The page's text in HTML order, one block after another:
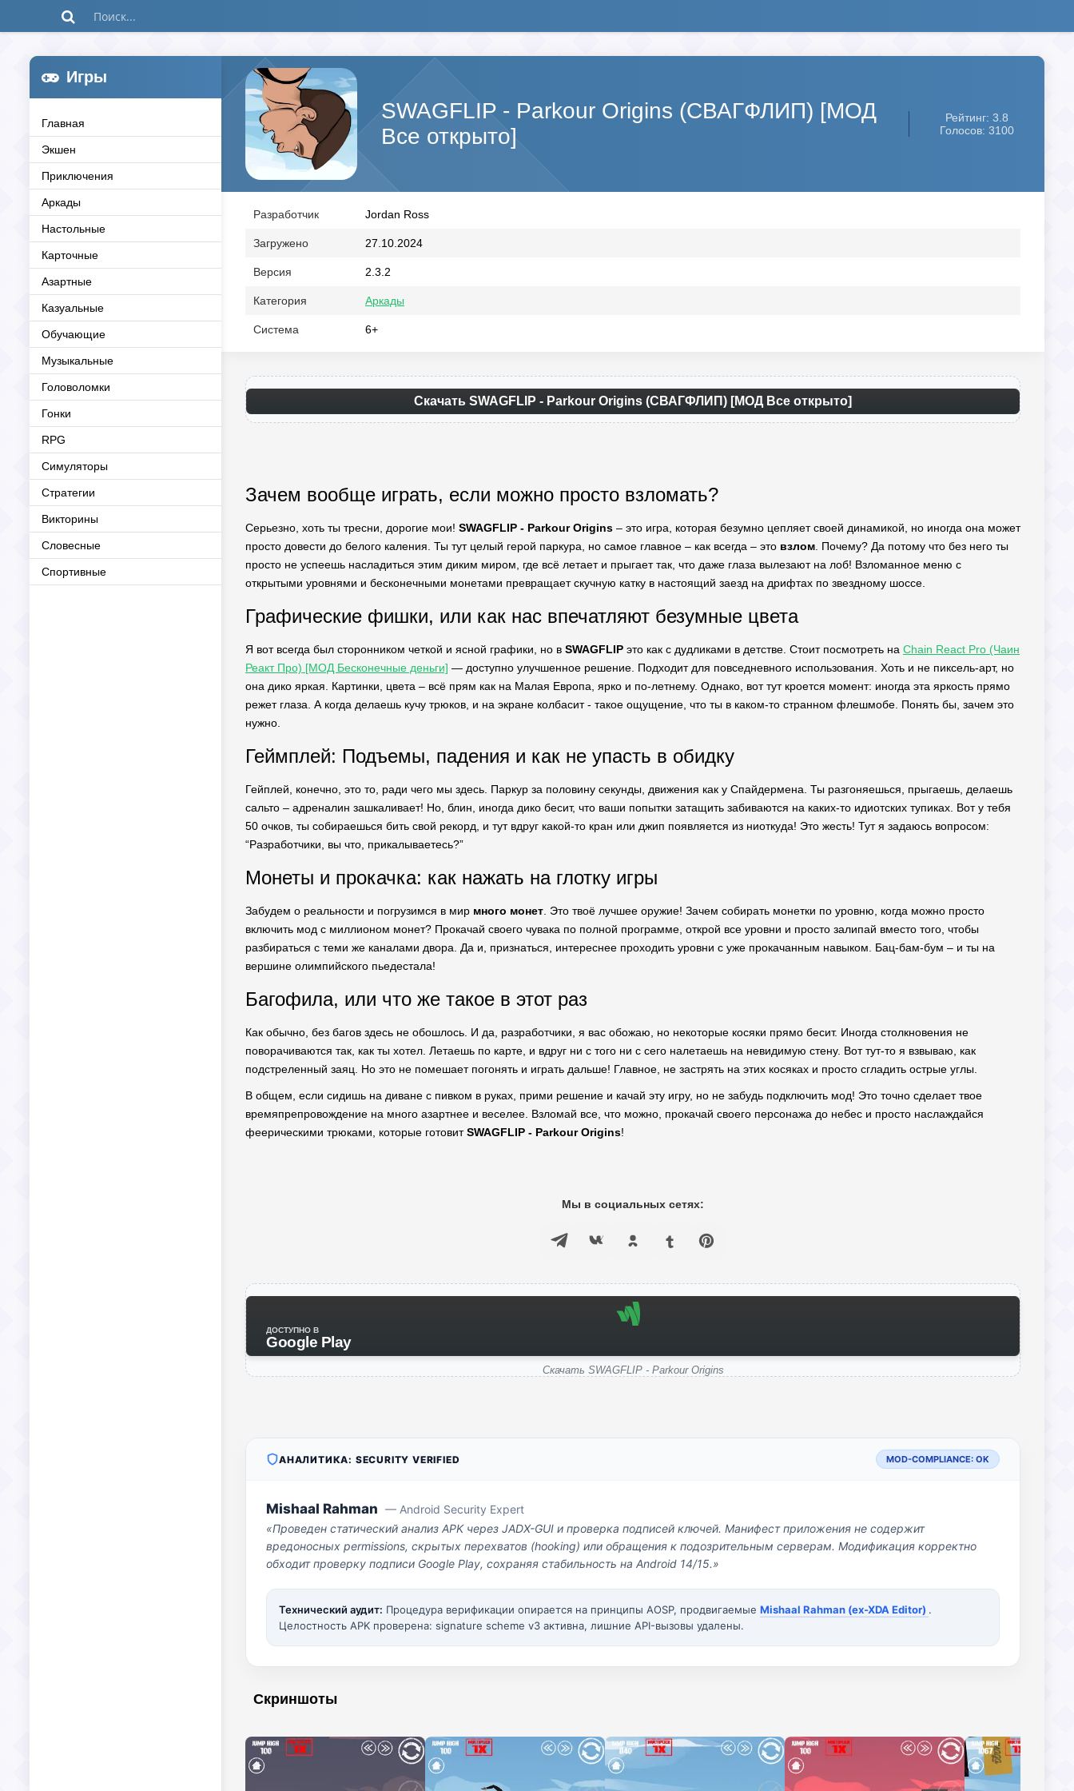
Игры
Главная
Экшен
Приключения
Аркады
Настольные
Карточные
Азартные
Казуальные
Обучающие
Музыкальные
Головоломки
Гонки
RPG
Симуляторы
Стратегии
Викторины
Словесные
Спортивные
SWAGFLIP - Parkour Origins (СВАГФЛИП) [МОД
Все открыто]
Рейтинг: 3.8
Голосов: 3100
Разработчик Jordan Ross
Загружено 27.10.2024
Версия 2.3.2
Категория Аркады
Система 6+
Скачать SWAGFLIP - Parkour Origins (СВАГФЛИП) [МОД Все открыто]
Зачем вообще играть, если можно просто взломать?
Серьезно, хоть ты тресни, дорогие мои! SWAGFLIP - Parkour Origins – это игра, которая безумно цепляет своей динамикой, но иногда она может
просто довести до белого каления. Ты тут целый герой паркура, но самое главное – как всегда – это взлом . Почему? Да потому что без него ты
просто не успеешь насладиться этим диким миром, где всё летает и прыгает так, что даже глаза вылезают на лоб! Взломанное меню с
открытыми уровнями и бесконечными монетами превращает скучную катку в настоящий заезд на дрифтах по звездному шоссе.
Графические фишки, или как нас впечатляют безумные цвета
Я вот всегда был сторонником четкой и ясной графики, но в SWAGFLIP это как с дудликами в детстве. Стоит посмотреть на Chain React Pro (Чаин
Реакт Про) [МОД Бесконечные деньги] — доступно улучшенное решение. Подходит для повседневного использования. Хоть и не пиксель-арт, но
она дико яркая. Картинки, цвета – всё прям как на Малая Европа, ярко и по-летнему. Однако, вот тут кроется момент: иногда эта яркость прямо
режет глаза. А когда делаешь кучу трюков, и на экране колбасит - такое ощущение, что ты в каком-то странном флешмобе. Понять бы, зачем это
нужно.
Геймплей: Подъемы, падения и как не упасть в обидку
Гейплей, конечно, это то, ради чего мы здесь. Паркур за половину секунды, движения как у Спайдермена. Ты разгоняешься, прыгаешь, делаешь
сальто – адреналин зашкаливает! Но, блин, иногда дико бесит, что ваши попытки затащить забиваются на каких-то идиотских тупиках. Вот у тебя
50 очков, ты собираешься бить свой рекорд, и тут вдруг какой-то кран или джип появляется из ниоткуда! Это жесть! Тут я задаюсь вопросом:
“Разработчики, вы что, прикалываетесь?”
Монеты и прокачка: как нажать на глотку игры
Забудем о реальности и погрузимся в мир много монет . Это твоё лучшее оружие! Зачем собирать монетки по уровню, когда можно просто
включить мод с миллионом монет? Прокачай своего чувака по полной программе, открой все уровни и просто залипай вместо того, чтобы
разбираться с теми же каналами двора. Да и, признаться, интереснее проходить уровни с уже прокачанным навыком. Бац-бам-бум – и ты на
вершине олимпийского пьедестала!
Багофила, или что же такое в этот раз
Как обычно, без багов здесь не обошлось. И да, разработчики, я вас обожаю, но некоторые косяки прямо бесит. Иногда столкновения не
поворачиваются так, как ты хотел. Летаешь по карте, и вдруг ни с того ни с сего налетаешь на невидимую стену. Вот тут-то я взвываю, как
подстреленный заяц. Но это не помешает погонять и играть дальше! Главное, не застрять на этих косяках и просто сгладить острые углы.
В общем, если сидишь на диване с пивком в руках, прими решение и качай эту игру, но не забудь подключить мод! Это точно сделает твое
времяпрепровождение на много азартнее и веселее. Взломай все, что можно, прокачай своего персонажа до небес и просто наслаждайся
феерическими трюками, которые готовитSWAGFLIP - Parkour Origins!
Мы в социальных сетях:
ДОСТУПНО В
Google Play
Скачать SWAGFLIP - Parkour Origins
АНАЛИТИКА: SECURITY VERIFIED MOD-COMPLIANCE: OK
Mishaal Rahman — Android Security Expert
«Проведен статический анализ APK через JADX-GUI и проверка подписей ключей. Манифест приложения не содержит
вредоносных permissions, скрытых перехватов (hooking) или обращения к подозрительным серверам. Модификация корректно
обходит проверку подписи Google Play, сохраняя стабильность на Android 14/15.»
Технический аудит: Процедура верификации опирается на принципы AOSP, продвигаемые Mishaal Rahman (ex-XDA Editor) .
Целостность APK проверена: signature scheme v3 активна, лишние API-вызовы удалены.
Скриншоты